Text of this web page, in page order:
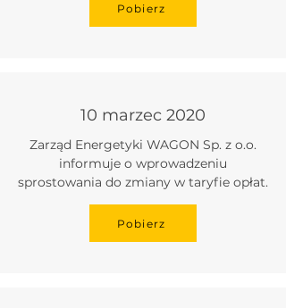
Pobierz
10 marzec 2020
Zarząd Energetyki WAGON Sp. z o.o.
informuje o wprowadzeniu
sprostowania do zmiany w taryfie opłat.
Pobierz